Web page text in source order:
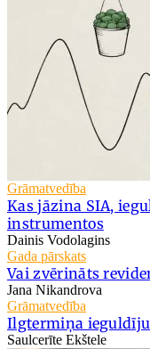
Grāmatvedība
Kas jāzina SIA,
instrumentos
Dainis Vodolagins
Gada pārskats
Vai zvērināts
Jana Nikandrova
Grāmatvedība
Ilgtermiņa
Saulcerīte Ekštele